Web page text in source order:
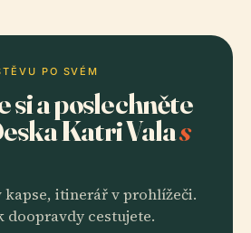
PO SVÉM
si a poslechněte
Katri Valas
itinerář v prohlížeči.
doopravdy cestujete.